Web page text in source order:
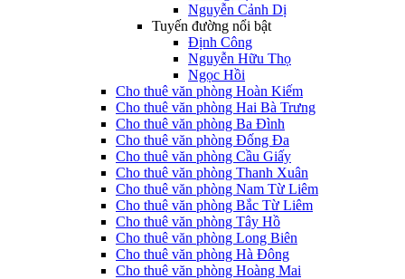
Nguyễn Cảnh Dị
Tuyến đường nổi bật
Định Công
Nguyễn Hữu Thọ
Ngọc Hồi
Cho thuê văn phòng Hoàn Kiếm
Cho thuê văn phòng Hai Bà Trưng
Cho thuê văn phòng Ba Đình
Cho thuê văn phòng Đống Đa
Cho thuê văn phòng Cầu Giấy
Cho thuê văn phòng Thanh Xuân
Cho thuê văn phòng Nam Từ Liêm
Cho thuê văn phòng Bắc Từ Liêm
Cho thuê văn phòng Tây Hồ
Cho thuê văn phòng Long Biên
Cho thuê văn phòng Hà Đông
Cho thuê văn phòng Hoàng Mai